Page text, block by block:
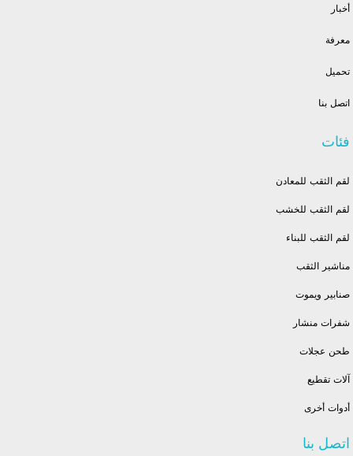
أخبار
معرفة
تحميل
اتصل بنا
فئات
لقم الثقب للمعادن
لقم الثقب للخشب
لقم الثقب للبناء
مناشير الثقب
صنابير ويموت
شفرات منشار
طحن عجلات
آلات تقطيع
أدوات أخرى
اتصل بنا